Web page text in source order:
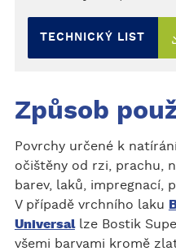
TECHNICKÝ LIST
Způsob
Povrchy určené k
očištěny od rzi, prachu,
barev, laků, impregnací,
V případě vrchního laku
Universallze Bostik
všemi barvami kromě